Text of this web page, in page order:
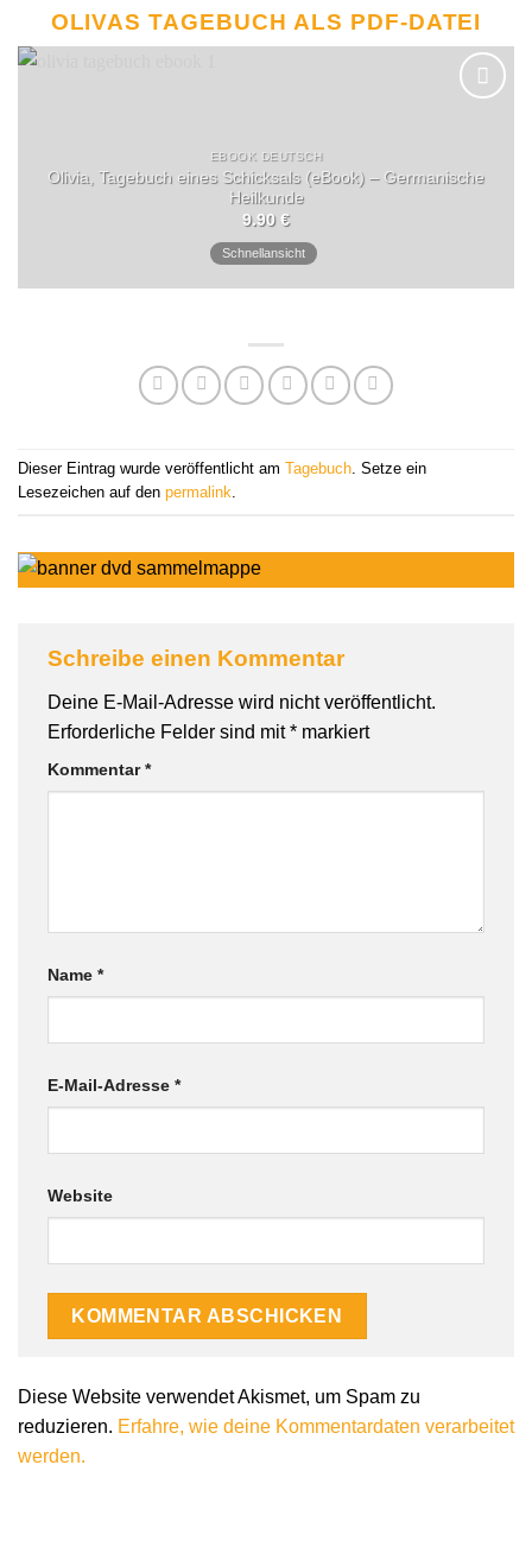
OLIVAS TAGEBUCH ALS PDF-DATEI
EBOOK DEUTSCH
Olivia, Tagebuch eines Schicksals (eBook) – Germanische
Heilkunde
9.90 €
Schnellansicht
Dieser Eintrag wurde veröffentlicht am Tagebuch. Setze ein
Lesezeichen auf den permalink.
Schreibe einen Kommentar
Deine E-Mail-Adresse wird nicht veröffentlicht.
Erforderliche Felder sind mit* markiert
Kommentar*
Name *
E-Mail-Adresse *
Website
Diese Website verwendet Akismet, um Spam zu
reduzieren. Erfahre, wie deine Kommentardaten verarbeitet
werden.